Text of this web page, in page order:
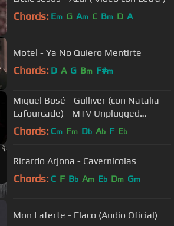
Chords: Em G Am C Bm D A
Motel - Ya No Quiero Mentirte
Chords: D A G Bm F#m
Miguel Bosé - Gulliver (con Natalia
Lafourcade) - MTV Unplugged
(Videoclip Oficial)
Chords: Cm Fm Db Ab F Eb
Ricardo Arjona - Cavernícolas
Chords: C F Bb Am Eb Dm Gm
Mon Laferte - Flaco (Audio Oficial)